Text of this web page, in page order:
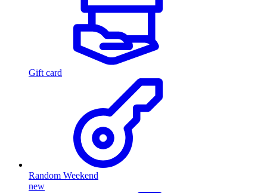
Gift card
Random Weekend
new